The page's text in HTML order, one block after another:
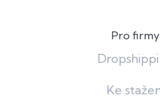
Pro firmy
Ke